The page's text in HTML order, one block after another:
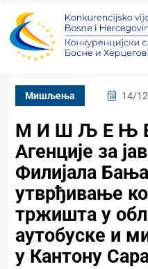
Mишљења 14/
М И Ш Љ Е Њ Е
Агенције за
Филијала
утврђивање
тржишта у
аутобуске и
у Кантону